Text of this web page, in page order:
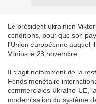
Le président ukrainien
conditions, pour que son
l'Union européenne auquel
Vilnius le 28 novembre.
Il s’agit notamment de la
Fonds monétaire
commerciales Ukraine-UE,
modernisation du système